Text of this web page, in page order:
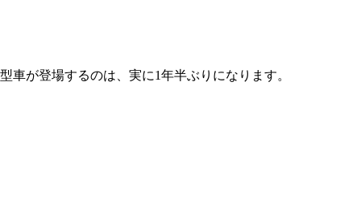
が登場するのは、実に1年半ぶりになります。